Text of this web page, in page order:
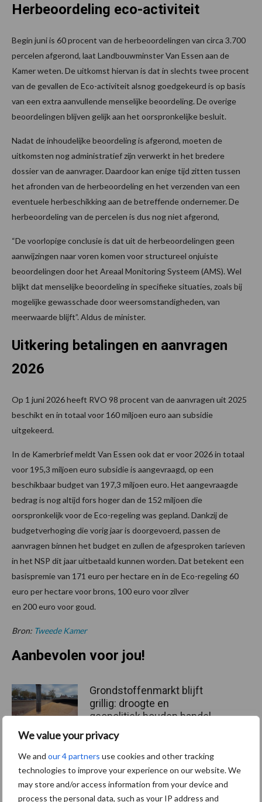
We value your privacy
We and our 4 partners use cookies and other tracking
technologies to improve your experience on our website. We
may store and/or access information from your device and
process the personal data, such as your IP address and
Herbeoordeling eco-activiteit
Begin juni is 60 procent van de herbeoordelingen van circa 3.700
percelen afgerond, laat Landbouwminster Van Essen aan de
Kamer weten. De uitkomst hiervan is dat in slechts twee procent
van de gevallen de Eco-activiteit alsnog goedgekeurd is op basis
van een extra aanvullende menselijke beoordeling. De overige
beoordelingen blijven gelijk aan het oorspronkelijke besluit.
Nadat de inhoudelijke beoordeling is afgerond, moeten de
uitkomsten nog administratief zijn verwerkt in het bredere
dossier van de aanvrager. Daardoor kan enige tijd zitten tussen
het afronden van de herbeoordeling en het verzenden van een
eventuele herbeschikking aan de betreffende ondernemer. De
herbeoordeling van de percelen is dus nog niet afgerond,
“De voorlopige conclusie is dat uit de herbeoordelingen geen
aanwijzingen naar voren komen voor structureel onjuiste
beoordelingen door het Areaal Monitoring Systeem (AMS). Wel
blijkt dat menselijke beoordeling in specifieke situaties, zoals bij
mogelijke gewasschade door weersomstandigheden, van
meerwaarde blijft”. Aldus de minister.
Uitkering betalingen en aanvragen
2026
Op 1 juni 2026 heeft RVO 98 procent van de aanvragen uit 2025
beschikt en in totaal voor 160 miljoen euro aan subsidie
uitgekeerd.
In de Kamerbrief meldt Van Essen ook dat er voor 2026 in totaal
voor 195,3 miljoen euro subsidie is aangevraagd, op een
beschikbaar budget van 197,3 miljoen euro. Het aangevraagde
bedrag is nog altijd fors hoger dan de 152 miljoen die
oorspronkelijk voor de Eco-regeling was gepland. Dankzij de
budgetverhoging die vorig jaar is doorgevoerd, passen de
aanvragen binnen het budget en zullen de afgesproken tarieven
in het NSP dit jaar uitbetaald kunnen worden. Dat betekent een
basispremie van 171 euro per hectare en in de Eco-regeling 60
euro per hectare voor brons, 100 euro voor zilver
en 200 euro voor goud.
Bron: Tweede Kamer
Aanbevolen voor jou!
Grondstoffenmarkt blijft
grillig: droogte en
geopolitiek houden handel
in de greep
De speenhuid: een vaak
onderschatte risicofactor
voor mastitis